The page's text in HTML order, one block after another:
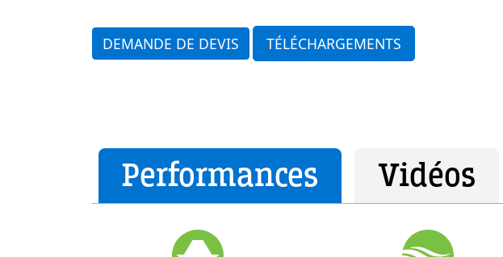
DEMANDE DE DEVIS TÉLÉCHARGEMENTS
Performances Vidéos